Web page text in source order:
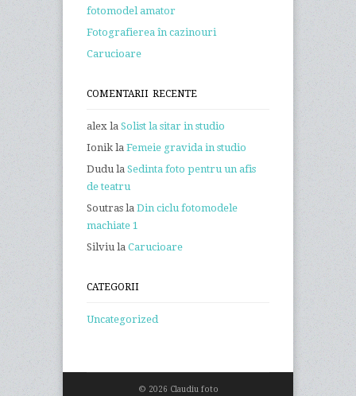
fotomodel amator
Fotografierea în cazinouri
Carucioare
COMENTARII RECENTE
alex la Solist la sitar in studio
Ionik la Femeie gravida in studio
Dudu la Sedinta foto pentru un afis
de teatru
Soutras la Din ciclu fotomodele
machiate 1
Silviu la Carucioare
CATEGORII
Uncategorized
© 2026 Claudiu foto